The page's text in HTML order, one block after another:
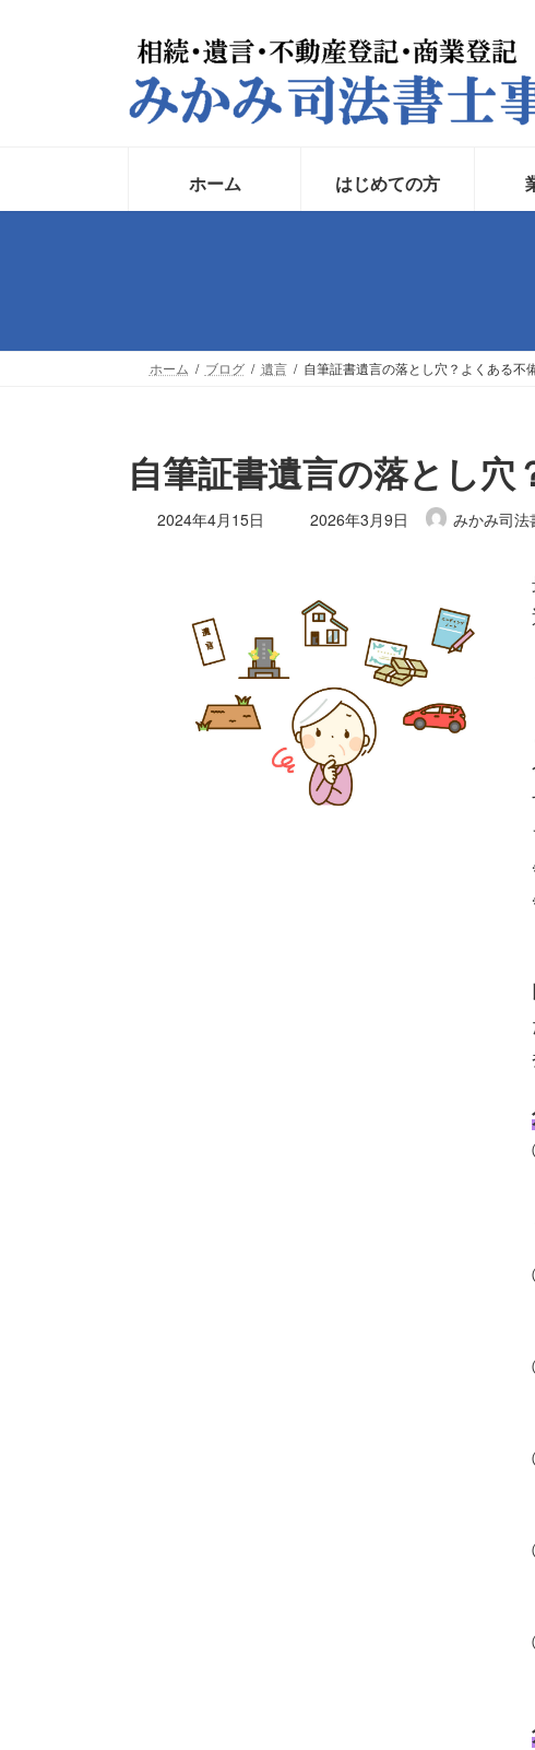
ホーム はじめての方
ホーム ブログ 遺言 自筆証書遺言の落とし穴？よくある不
自筆証書遺言の落とし穴
2024年4月15日
最
日
時
:
2026年3月9日 みかみ司法